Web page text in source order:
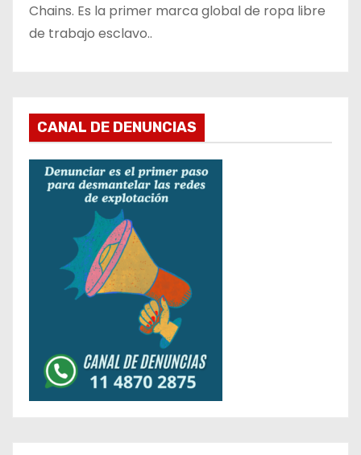
Chains. Es la primer marca global de ropa libre
de trabajo esclavo..
CANAL DE DENUNCIAS